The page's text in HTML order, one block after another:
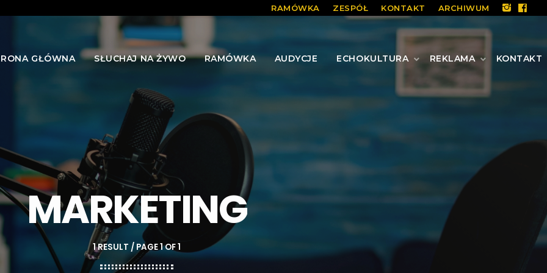
RAMÓWKA ZESPÓŁ KONTAKT ARCHIWUM
GŁÓWNA SŁUCHAJ NA ŻYWO RAMÓWKA AUDYCJE ECHOKULTURA REKLAMA KONTAKT
MARKETING
1 RESULT / PAGE 1 OF 1